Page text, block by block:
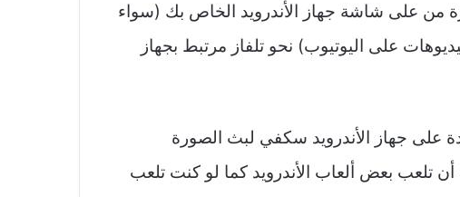
على شاشة جهاز الأندرويد الخاص بك (سواء
على اليوتيوب) نحو تلفاز مرتبط بجهاز
على جهاز الأندرويد سكفي لبث الصورة
تلعب بعض ألعاب الأندرويد كما لو كنت تلعب